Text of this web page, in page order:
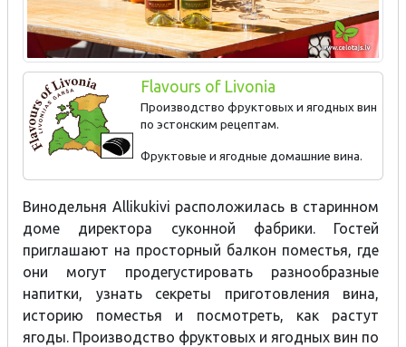
Flavours of Livonia
Производство фруктовых и ягодных вин
по эстонским рецептам.
Фруктовые и ягодные домашние вина.
Винодельня Allikukivi расположилась в старинном
доме директора суконной фабрики. Гостей
приглашают на просторный балкон поместья, где
они могут продегустировать разнообразные
напитки, узнать секреты приготовления вина,
историю поместья и посмотреть, как растут
ягоды. Производство фруктовых и ягодных вин по